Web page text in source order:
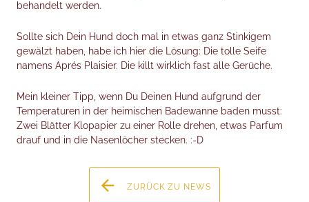
behandelt werden.
Sollte sich Dein Hund doch mal in etwas ganz Stinkigem
gewälzt haben, habe ich hier die Lösung: Die tolle Seife
namens Aprés Plaisier. Die killt wirklich fast alle Gerüche.
Mein kleiner Tipp, wenn Du Deinen Hund aufgrund der
Temperaturen in der heimischen Badewanne baden musst:
Zwei Blätter Klopapier zu einer Rolle drehen, etwas Parfum
drauf und in die Nasenlöcher stecken. :-D
ZURÜCK ZU NEWS